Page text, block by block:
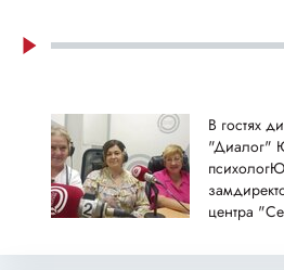
В гостях
"Диалог"
центра